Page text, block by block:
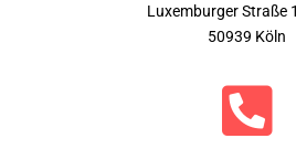
Luxemburger Straße
50939 Köln
